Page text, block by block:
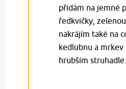
přidám na jemné
ředkvičky,
nakrájím také na
kedlubnu a
hrubším struhadle.